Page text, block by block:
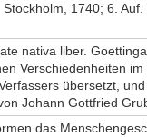
1740; 6. Auf.
nativa liber.
Verschiedenheiten im
übersetzt,
Johann Gottfried
das